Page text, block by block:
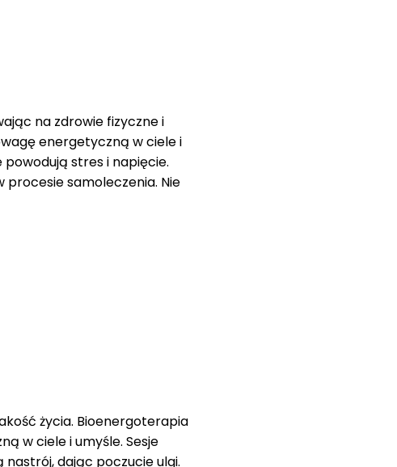
na zdrowie fizyczne i
energetyczną w ciele i
stres i napięcie.
samoleczenia. Nie
życia. Bioenergoterapia
w ciele i umyśle. Sesje
dając poczucie ulgi.